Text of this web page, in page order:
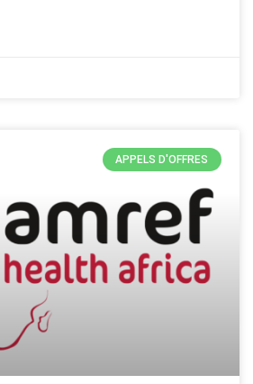
APPELS D'OFFRES